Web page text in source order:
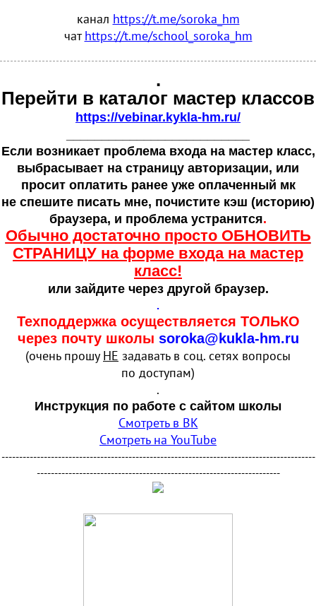
канал https://t.me/soroka_hm
чатhttps://t.me/school_soroka_hm
.
Перейти в каталог мастер классов
https://vebinar.kykla-hm.ru/
Если возникает проблема входа на мастер класс,
выбрасывает на страницу авторизации, или
просит оплатить ранее уже оплаченный мк
не спешите писать мне, почистите кэш (историю)
браузера, и проблема устранится.
Обычно достаточно просто ОБНОВИТЬ
СТРАНИЦУ на форме входа на мастер
класс!
или зайдите через другой браузер.
.
Техподдержка осуществляется ТОЛЬКО
через почту школы soroka@kukla-hm.ru
(очень прошу НЕ задавать в соц. сетях вопросы
по доступам)
.
Инструкция по работе с сайтом школы
Смотреть в ВК
Смотреть на YouTube
-----------------------------------------------------------------------------------------
---------------------------------------------------------------------